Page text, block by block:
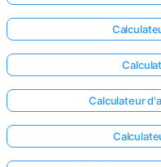
Calculateur